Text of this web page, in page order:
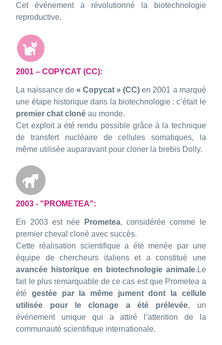
Cet événement a révolutionné la biotechnologie
reproductive.
2001 – COPYCAT (CC):
La naissance de « Copycat » (CC) en 2001 a marqué
une étape historique dans la biotechnologie : c’était le
premier chat cloné au monde.
Cet exploit a été rendu possible grâce à la technique
de transfert nucléaire de cellules somatiques, la
même utilisée auparavant pour cloner la brebis Dolly.
2003 - "PROMETEA":
En 2003 est née Prometea, considérée comme le
premier cheval cloné avec succès.
Cette réalisation scientifique a été menée par une
équipe de chercheurs italiens et a constitué une
avancée historique en biotechnologie animale.Le
fait le plus remarquable de ce cas est que Prometea a
étégestée par la même jument dont la cellule
utilisée pour le clonage a été prélevée, un
événement unique qui a attiré l’attention de la
communauté scientifique internationale.